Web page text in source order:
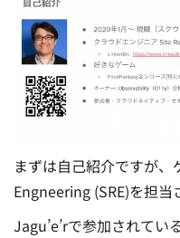
まずは自己紹介ですが
Engneering (SRE)を担当
Jagu’e’rで参加されて